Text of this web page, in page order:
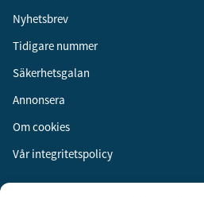
Nyhetsbrev
Tidigare nummer
Säkerhetsgalan
Annonsera
Om cookies
Vår integritetspolicy